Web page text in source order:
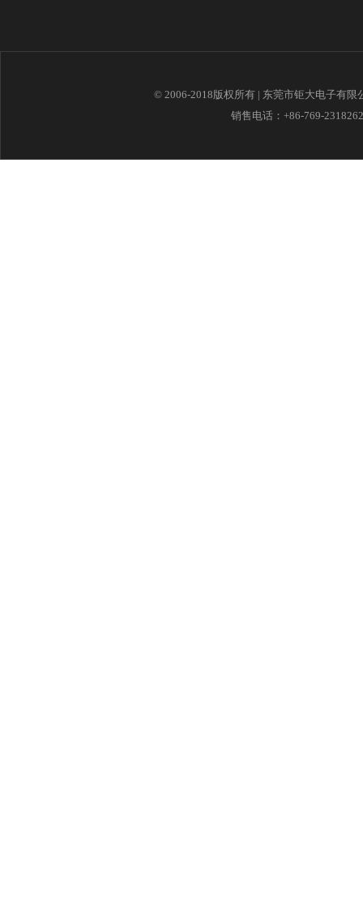
© 2006-2018版权所有 | 东莞市钜大电子有
销售电话：+86-769-